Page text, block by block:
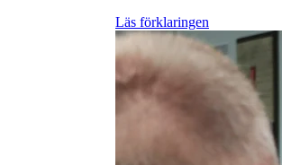
Läs förklaringen